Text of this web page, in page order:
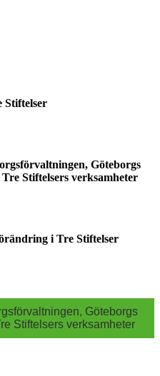
Stiftelser
Göteborgs
Stiftelsers verksamheter
i Tre Stiftelser
Göteborgs
Stiftelsers verksamheter